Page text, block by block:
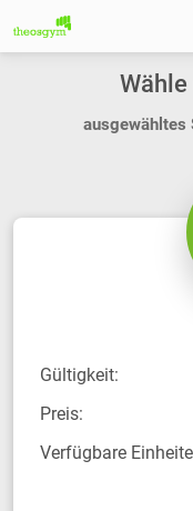
ausgewähltes
Gültigkeit:
Preis:
Verfügbare